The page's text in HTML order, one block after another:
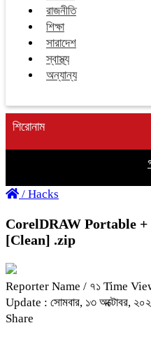
রাজনীতি
শিক্ষা
সারাদেশ
স্বাস্থ্য
অন্যান্য
শিরোনাম
/ Hacks
CorelDRAW Portable
[Clean] .zip
Reporter Name / ৭১ Time
Update : সোমবার, ১৩ অক্টোবর,
Share